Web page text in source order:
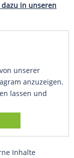
in unseren
unserer
anzuzeigen.
lassen und
Inhalte